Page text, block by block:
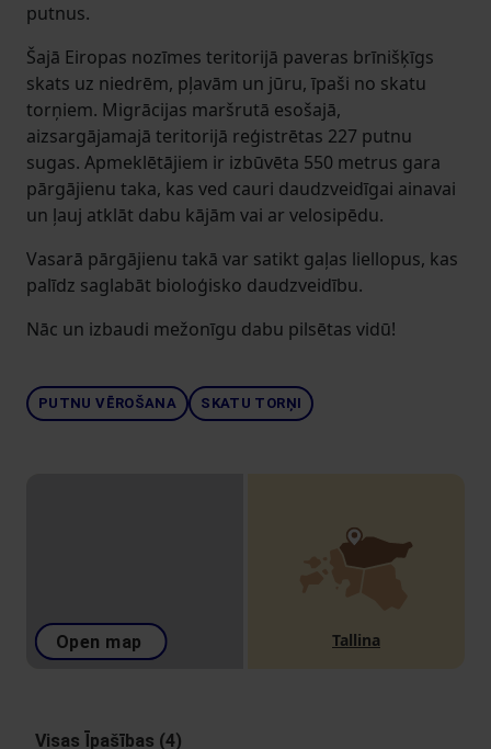
putnus.
Šajā Eiropas nozīmes teritorijā paveras brīnišķīgs
skats uz niedrēm, pļavām un jūru, īpaši no skatu
torņiem. Migrācijas maršrutā esošajā,
aizsargājamajā teritorijā reģistrētas 227 putnu
sugas. Apmeklētājiem ir izbūvēta 550 metrus gara
pārgājienu taka, kas ved cauri daudzveidīgai ainavai
un ļauj atklāt dabu kājām vai ar velosipēdu.
Vasarā pārgājienu takā var satikt gaļas liellopus, kas
palīdz saglabāt bioloģisko daudzveidību.
Nāc un izbaudi mežonīgu dabu pilsētas vidū!
PUTNU VĒROŠANA SKATU TORŅI
Open map Tallina
Visas Īpašības (4)